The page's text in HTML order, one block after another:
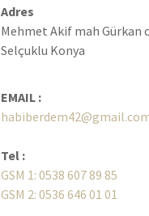
Adres
Mehmet Akif mah Gürkan
Selçuklu Konya
EMAIL :
Tel :
GSM 1: 0538 607 89 85
GSM 2: 0536 646 01 01